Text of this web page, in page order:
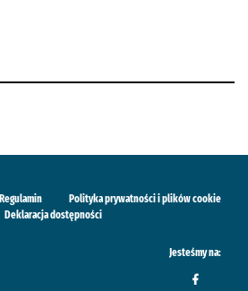
Regulamin
Polityka prywatności i plików cookie
Deklaracja dostępności
Jesteśmy na: